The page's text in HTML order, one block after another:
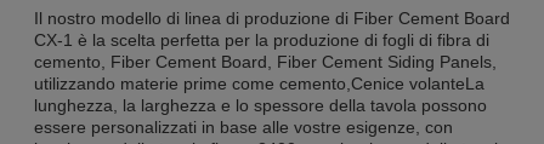
Il nostro modello di linea di produzione di Fiber Cement Board
CX-1 è la scelta perfetta per la produzione di fogli di fibra di
cemento, Fiber Cement Board, Fiber Cement Siding Panels,
utilizzando materie prime come cemento,Cenice volanteLa
lunghezza, la larghezza e lo spessore della tavola possono
essere personalizzati in base alle vostre esigenze, con